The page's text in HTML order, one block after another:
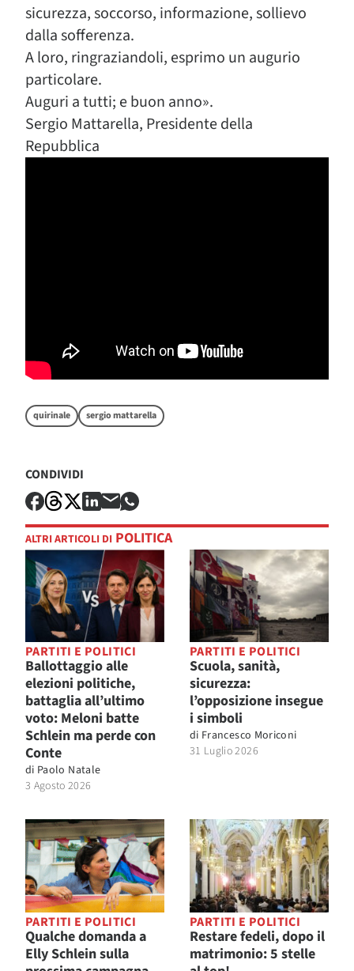
sicurezza, soccorso, informazione, sollievo
dalla sofferenza.
A loro, ringraziandoli, esprimo un augurio
particolare.
Auguri a tutti; e buon anno».
Sergio Mattarella, Presidente della
Repubblica
quirinale sergio mattarella
CONDIVIDI
ALTRI ARTICOLI DI POLITICA
PARTITI E POLITICI
Ballottaggio alle
elezioni politiche,
battaglia all’ultimo
voto: Meloni batte
Schlein ma perde con
Conte
di Paolo Natale
3 Agosto 2026
PARTITI E POLITICI
Scuola, sanità,
sicurezza:
l’opposizione insegue
i simboli
di Francesco Moriconi
31 Luglio 2026
PARTITI E POLITICI
Qualche domanda a
Elly Schlein sulla
PARTITI E POLITICI
Restare fedeli, dopo il
matrimonio: 5 stelle